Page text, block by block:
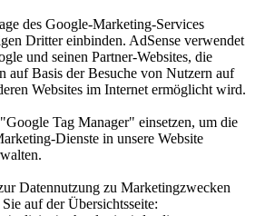
des Google-Marketing-Services
Dritter einbinden. AdSense verwendet
und seinen Partner-Websites, die
auf Basis der Besuche von Nutzern auf
Websites im Internet ermöglicht wird.
Tag Manager" einsetzen, um die
Dienste in unsere Website
Datennutzung zu Marketingzwecken
auf der Übersichtsseite: